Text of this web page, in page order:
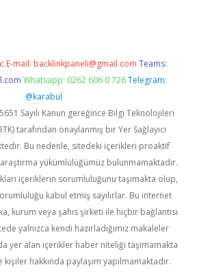
E-mail: backlinkpaneli@gmail.com Teams:
Whatsapp: 0262 606 0 726 Telegram:
@karabul
Sayılı Kanun gereğince Bilgi Teknolojileri
tarafından onaylanmış bir Yer Sağlayıcı
Bu nedenle, sitedeki içerikleri proaktif
yükümlülüğümüz bulunmamaktadır.
içeriklerin sorumluluğunu taşımakta olup,
kabul etmiş sayılırlar. Bu internet
kurum veya şahıs şirketi ile hiçbir bağlantısı
yalnızca kendi hazırladığımız makaleler
yer alan içerikler haber niteliği taşımamakta
hakkında paylaşım yapılmamaktadır.